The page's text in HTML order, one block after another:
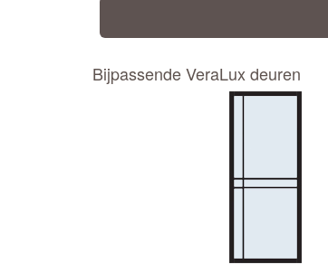
Bijpassende VeraLux deuren